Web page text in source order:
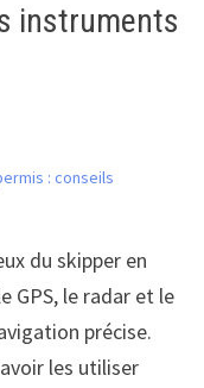
instruments
: conseils
du skipper en
GPS, le radar et le
précise.
les utiliser